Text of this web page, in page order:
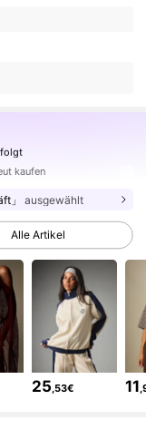
kaufen
」 ausgewählt
Alle Artikel
25 ,53€ 11